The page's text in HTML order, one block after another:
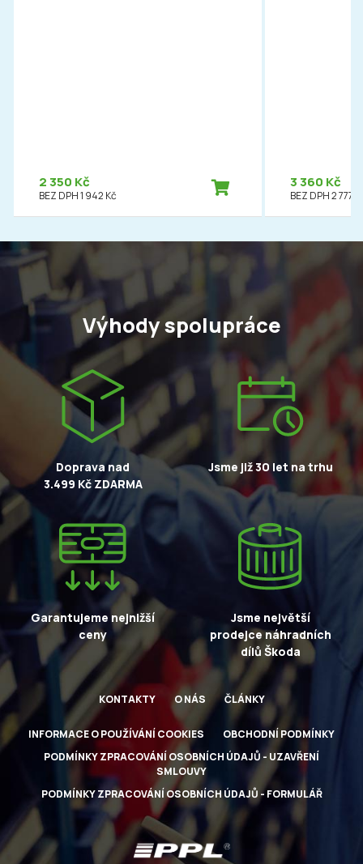
2 350 Kč
BEZ DPH 1 942 Kč
3 360 Kč
BEZ DPH 2 777
Výhody spolupráce
Doprava nad
3.499 Kč ZDARMA
Jsme již 30 let na trhu
Garantujeme nejnižší
ceny
Jsme největší
prodejce náhradních
dílů Škoda
KONTAKTY O NÁS ČLÁNKY
INFORMACE O POUŽÍVÁNÍ COOKIES
OBCHODNÍ PODMÍNKY
PODMÍNKY ZPRACOVÁNÍ OSOBNÍCH ÚDAJŮ - UZAVŘENÍ
SMLOUVY
PODMÍNKY ZPRACOVÁNÍ OSOBNÍCH ÚDAJŮ - FORMULÁŘ